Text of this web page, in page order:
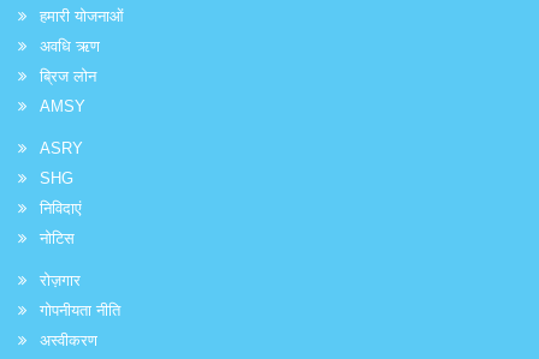
हमारी योजनाओं
अवधि ऋण
ब्रिज लोन
AMSY
ASRY
SHG
निविदाएं
नोटिस
रोज़गार
गोपनीयता नीति
अस्वीकरण